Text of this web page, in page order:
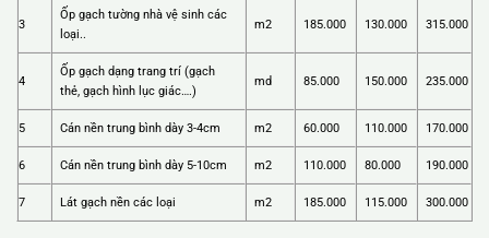
3
Ốp gạch tường nhà vệ sinh các
loại..
m2 185.000 130.000 315.000
4
Ốp gạch dạng trang trí (gạch
thẻ, gạch hình lục giác….)
md 85.000 150.000 235.000
5 Cán nền trung bình dày 3-4cm m2 60.000 110.000 170.000
6 Cán nền trung bình dày 5-10cm m2 110.000 80.000 190.000
7 Lát gạch nền các loại m2 185.000 115.000 300.000